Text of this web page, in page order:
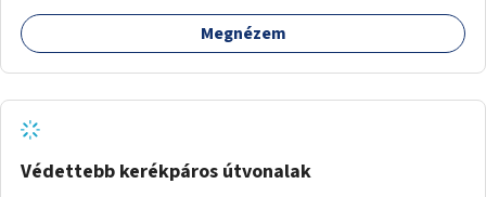
játszótér kialakítására.
Megnézem
Védettebb kerékpáros útvonalak